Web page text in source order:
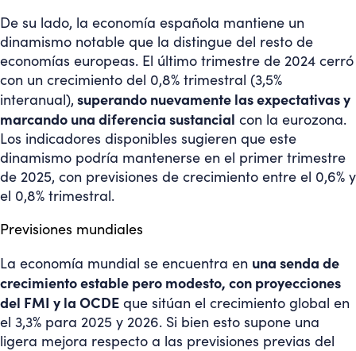
De su lado, la economía española mantiene un
dinamismo notable que la distingue del resto de
economías europeas. El último trimestre de 2024 cerró
con un crecimiento del 0,8% trimestral (3,5%
interanual), superando nuevamente las expectativas y
marcando una diferencia sustancial con la eurozona.
Los indicadores disponibles sugieren que este
dinamismo podría mantenerse en el primer trimestre
de 2025, con previsiones de crecimiento entre el 0,6% y
el 0,8% trimestral.
Previsiones mundiales
La economía mundial se encuentra en una senda de
crecimiento estable pero modesto, con proyecciones
del FMI y la OCDE que sitúan el crecimiento global en
el 3,3% para 2025 y 2026. Si bien esto supone una
ligera mejora respecto a las previsiones previas del